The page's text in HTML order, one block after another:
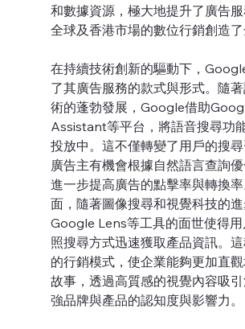
和數據資源，極大地提升了廣告
全球及香港市場的數位行銷創造了
在持續技術創新的驅動下，
了其廣告服務的款式與形式。隨
術的蓬勃發展，Google借助
Assistant等平台，將語音搜尋功
投放中。這不僅轉變了用戶的搜
廣告主有機會根據自然語言查詢優
進一步提高廣告的點擊率與轉換
面，隨著圖像搜尋和視覺科技的進
Google Lens等工具的面世使得
照搜尋方式迅速獲取產品資訊。
的行銷模式，使企業能夠更加直
故事，透過高質感的視覺內容吸
強品牌與產品的認知度與影響力。